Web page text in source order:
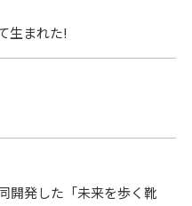
生まれた!
開発した「未来を歩く靴